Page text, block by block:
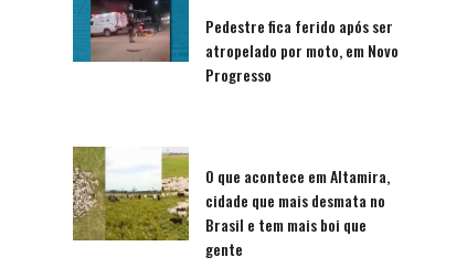
Pedestre fica ferido após ser
atropelado por moto, em Novo
Progresso
O que acontece em Altamira,
cidade que mais desmata no
Brasil e tem mais boi que
gente